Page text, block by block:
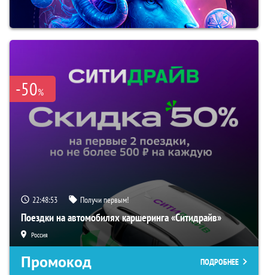
-50%
22:48:52 Получи первым!
Поездки на автомобилях каршеринга «Ситидрайв»
Россия
Промокод ПОДРОБНЕЕ